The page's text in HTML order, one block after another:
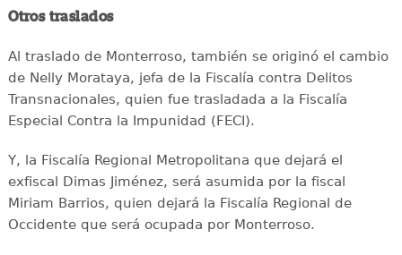
Otros traslados
Al traslado de Monterroso, también se originó el cambio
de Nelly Morataya, jefa de la Fiscalía contra Delitos
Transnacionales, quien fue trasladada a la Fiscalía
Especial Contra la Impunidad (FECI).
Y, la Fiscalía Regional Metropolitana que dejará el
exfiscal Dimas Jiménez, será asumida por la fiscal
Miriam Barrios, quien dejará la Fiscalía Regional de
Occidente que será ocupada por Monterroso.